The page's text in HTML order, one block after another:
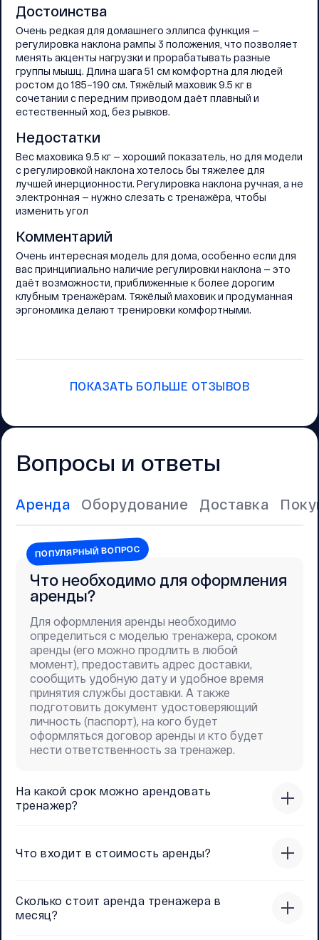
Достоинства
Очень редкая для домашнего эллипса функция —
регулировка наклона рампы 3 положения, что позволяет
менять акценты нагрузки и прорабатывать разные
группы мышц. Длина шага 51 см комфортна для людей
ростом до 185–190 см. Тяжёлый маховик 9.5 кг в
сочетании с передним приводом даёт плавный и
естественный ход, без рывков.
Недостатки
Вес маховика 9.5 кг — хороший показатель, но для модели
с регулировкой наклона хотелось бы тяжелее для
лучшей инерционности. Регулировка наклона ручная, а не
электронная — нужно слезать с тренажёра, чтобы
изменить угол
Комментарий
Очень интересная модель для дома, особенно если для
вас принципиально наличие регулировки наклона — это
даёт возможности, приближенные к более дорогим
клубным тренажёрам. Тяжёлый маховик и продуманная
эргономика делают тренировки комфортными.
ПОКАЗАТЬ БОЛЬШЕ ОТЗЫВОВ
Вопросы и ответы
Аренда Оборудование Доставка
На какой срок можно арендовать
тренажер?
Что входит в стоимость аренды?
Сколько стоит аренда тренажера в
месяц?
ПОПУЛЯРНЫЙ ВОПРОС
Что необходимо для оформления
аренды?
Для оформления аренды необходимо
определиться с моделью тренажера, сроком
аренды (его можно продлить в любой
момент), предоставить адрес доставки,
сообщить удобную дату и удобное время
принятия службы доставки. А также
подготовить документ удостоверяющий
личность (паспорт), на кого будет
оформляться договор аренды и кто будет
нести ответственность за тренажер.